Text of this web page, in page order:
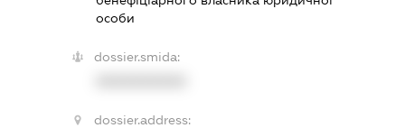
особи
dossier.smida:
dossier.address: